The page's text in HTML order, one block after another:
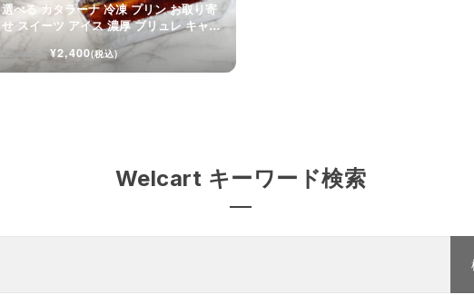
選べる カタラーナ 冷凍 プリン お取り寄
せ スイーツ アイス 濃厚 ブリュレ キャラ
メル
¥2,450 ¥2,400(税込)
Welcart キーワード検索